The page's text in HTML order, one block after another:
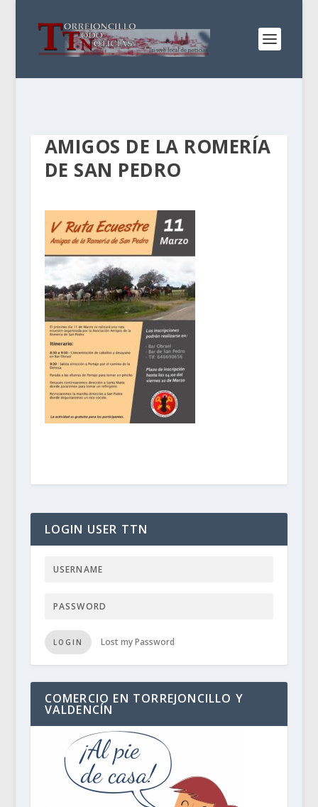
AMIGOS DE LA ROMERÍA
DE SAN PEDRO
LOGIN USER TTN
LOGIN Lost my Password
COMERCIO EN TORREJONCILLO Y
VALDENCÍN